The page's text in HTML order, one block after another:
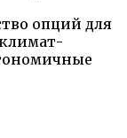
опций для